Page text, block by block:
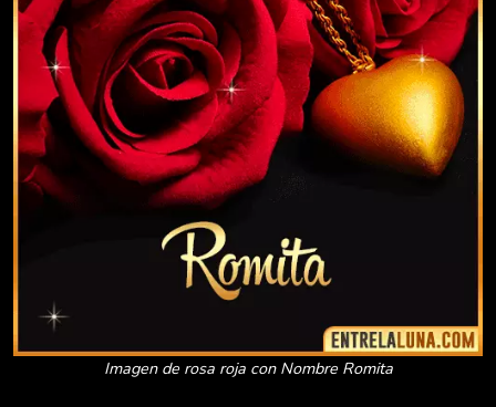
Imagen de rosa roja con Nombre Romita